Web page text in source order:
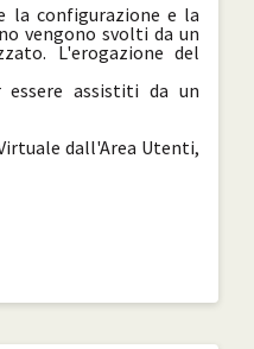
la configurazione e la
vengono svolti da un
L'erogazione del
assistiti da un
dall'Area Utenti,